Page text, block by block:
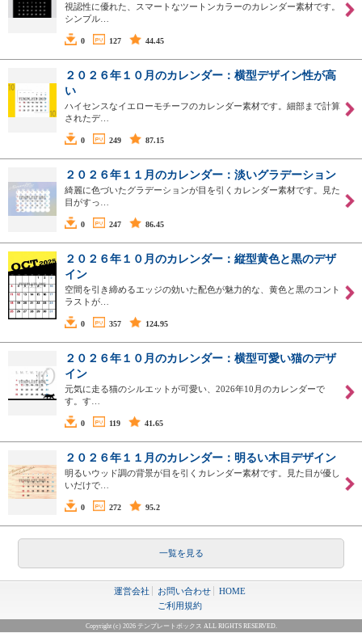
視認性に優れた、スマートなツートンカラーのカレンダー素材です。
シンプル…
0 127 44.45
２０２６年１０月のカレンダー：横型デザイン性が高
い
ハイセンスなイエローモチーフのカレンダー素材です。細部まで計算
されたデ…
0 249 87.15
２０２６年１１月のカレンダー：淡いグラデーション
綺麗に色づいたグラデーションが目を引くカレンダー素材です。見た
目がすっ…
0 247 86.45
２０２６年１０月のカレンダー：縦型黄色と黒のデザ
イン
空間を引き締めるエッジの効いた配色が魅力的な、黄色と黒のコント
ラストが…
0 357 124.95
２０２６年１０月のカレンダー：横型可愛い猫のデザ
イン
元気に走る猫のシルエットが可愛い、2026年10月のカレンダーで
す。す…
0 119 41.65
２０２６年１１月のカレンダー：明るい木目デザイン
明るいウッド調の背景が目を引くカレンダー素材です。見た目が優し
いだけで…
0 272 95.2
一覧を見る
運営会社 お問い合わせ
HOME
ご利用規約
Copyright (c) 2026 テンプレートボックス ALL RIGHTS RESERVED.